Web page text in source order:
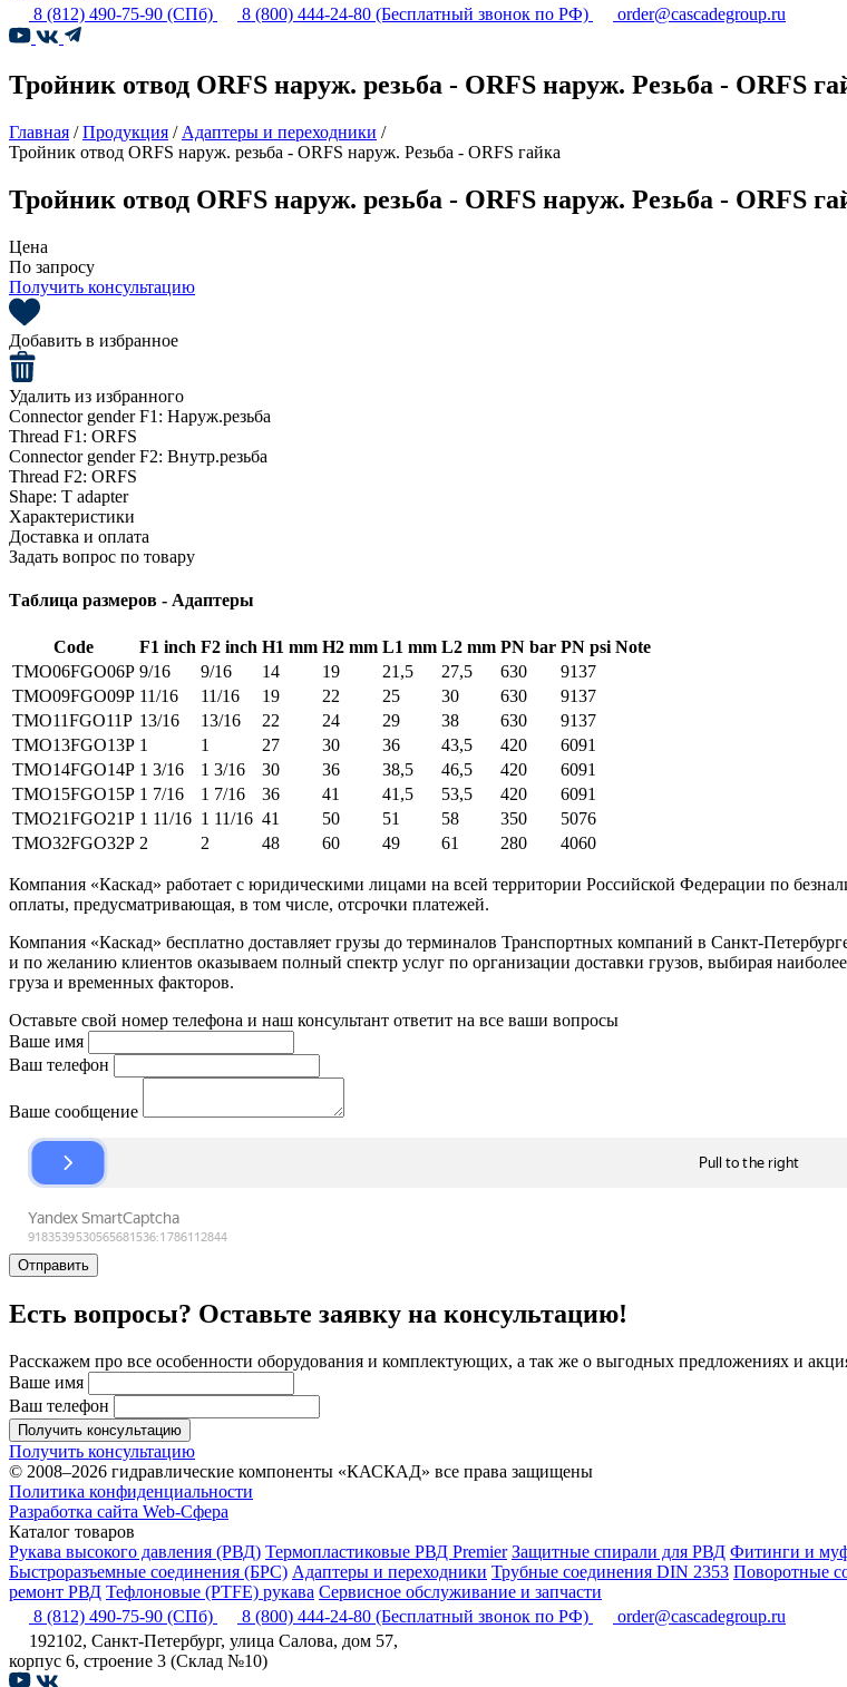
8 (812) 490-75-90 (СПб) 8 (800) 444-24-80 (Бесплатный звонок по РФ) order@cascadegroup.ru
Тройник отвод ORFS наруж. резьба - ORFS наруж. Резьба - ORFS
Главная /Продукция / Адаптеры и переходники /
Тройник отвод ORFS наруж. резьба - ORFS наруж. Резьба - ORFS гайка
Тройник отвод ORFS наруж. резьба - ORFS наруж. Резьба - ORFS
Цена
По запросу
Получить консультацию
Добавить в избранное
Удалить из избранного
Connector gender F1: Наруж.резьба
Thread F1: ORFS
Connector gender F2: Внутр.резьба
Thread F2: ORFS
Shape: T adapter
Характеристики
Доставка и оплата
Задать вопрос по товару
Таблица размеров - Адаптеры
Code F1 inch F2 inch H1 mm H2 mm L1 mm L2 mm PN bar PN psi Note
TMO06FGO06P 9/16 9/16 14 19 21,5 27,5 630
9137
TMO09FGO09P 11/16 11/16 19 22 25 30 630
9137
TMO11FGO11P 13/16 13/16 22 24 29 38 630
9137
TMO13FGO13P 1 1 27 30 36 43,5 420
6091
TMO14FGO14P 1 3/16 1 3/16 30 36 38,5 46,5 420
6091
TMO15FGO15P 1 7/16 1 7/16 36 41 41,5 53,5 420
6091
TMO21FGO21P 1 11/16 1 11/16 41 50 51 58 350
5076
TMO32FGO32P 2 2 48 60 49 61 280 4060
Компания «Каскад» работает с юридическими лицами на всей территории Российской Федерации по
оплаты, предусматривающая, в том числе, отсрочки платежей.
Компания «Каскад» бесплатно доставляет грузы до терминалов Транспортных компаний в Санкт-
и по желанию клиентов оказываем полный спектр услуг по организации доставки грузов, выбирая
груза и временных факторов.
Оставьте свой номер телефона и наш консультант ответит на все ваши вопросы
Ваше имя
Ваш телефон
Ваше сообщение
Отправить
Есть вопросы? Оставьте заявку на консультацию!
Расскажем про все особенности оборудования и комплектующих, а так же о выгодных предложениях и
Ваше имя
Ваш телефон
Получить консультацию
Получить консультацию
© 2008–2026 гидравлические компоненты «КАСКАД» все права защищены
Политика конфиденциальности
Разработка сайта Web-Сфера
Каталог товаров
Рукава высокого давления (РВД) Термопластиковые РВД Premier Защитные спирали для РВД Фитинги и
Быстроразъемные соединения (БРС) Адаптеры и переходники Трубные соединения DIN 2353 Поворотные
ремонт РВД Тефлоновые (PTFE) рукава Сервисное обслуживание и запчасти
8 (812) 490-75-90 (СПб) 8 (800) 444-24-80 (Бесплатный звонок по РФ)
order@cascadegroup.ru
192102, Санкт-Петербург, улица Салова, дом 57,
корпус 6, строение 3 (Склад №10)